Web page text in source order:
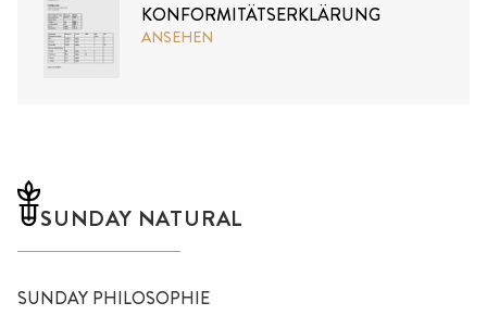
KONFORMITÄTSERKLÄRUNG
ANSEHEN
SUNDAY NATURAL
SUNDAY PHILOSOPHIE